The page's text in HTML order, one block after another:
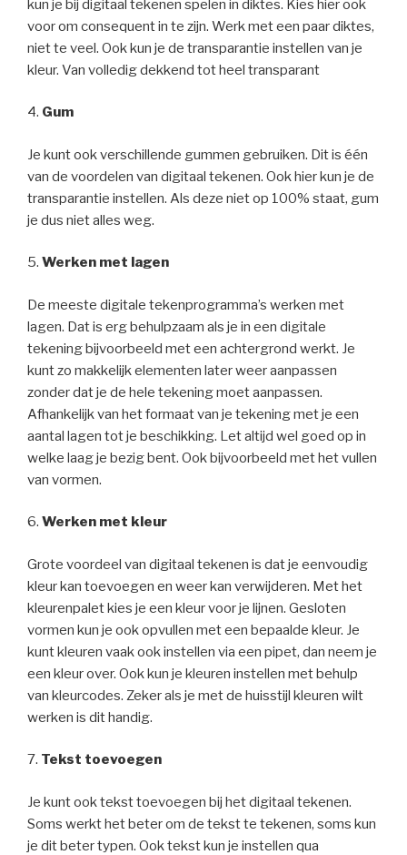
kun je bij digitaal tekenen spelen in diktes. Kies hier ook
voor om consequent in te zijn. Werk met een paar diktes,
niet te veel. Ook kun je de transparantie instellen van je
kleur. Van volledig dekkend tot heel transparant
4. Gum
Je kunt ook verschillende gummen gebruiken. Dit is één
van de voordelen van digitaal tekenen. Ook hier kun je de
transparantie instellen. Als deze niet op 100% staat, gum
je dus niet alles weg.
5. Werken met lagen
De meeste digitale tekenprogramma’s werken met
lagen. Dat is erg behulpzaam als je in een digitale
tekening bijvoorbeeld met een achtergrond werkt. Je
kunt zo makkelijk elementen later weer aanpassen
zonder dat je de hele tekening moet aanpassen.
Afhankelijk van het formaat van je tekening met je een
aantal lagen tot je beschikking. Let altijd wel goed op in
welke laag je bezig bent. Ook bijvoorbeeld met het vullen
van vormen.
6. Werken met kleur
Grote voordeel van digitaal tekenen is dat je eenvoudig
kleur kan toevoegen en weer kan verwijderen. Met het
kleurenpalet kies je een kleur voor je lijnen. Gesloten
vormen kun je ook opvullen met een bepaalde kleur. Je
kunt kleuren vaak ook instellen via een pipet, dan neem je
een kleur over. Ook kun je kleuren instellen met behulp
van kleurcodes. Zeker als je met de huisstijl kleuren wilt
werken is dit handig.
7. Tekst toevoegen
Je kunt ook tekst toevoegen bij het digitaal tekenen.
Soms werkt het beter om de tekst te tekenen, soms kun
je dit beter typen. Ook tekst kun je instellen qua